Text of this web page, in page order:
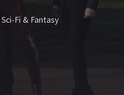
Sci-Fi & Fantasy